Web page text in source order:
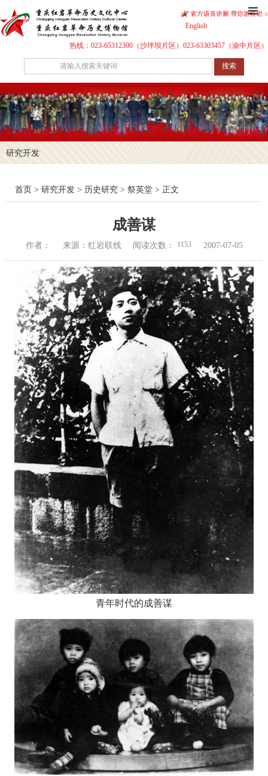
English
热线：023-65312300（沙坪坝片区）023-63303457（渝中片区）
搜索
研究开发
首页 > 研究开发> 历史研究> 祭英堂> 正文
成善谋
作者： 来源：红岩联线 阅读次数： 1153 2007-07-05
青年时代的成善谋